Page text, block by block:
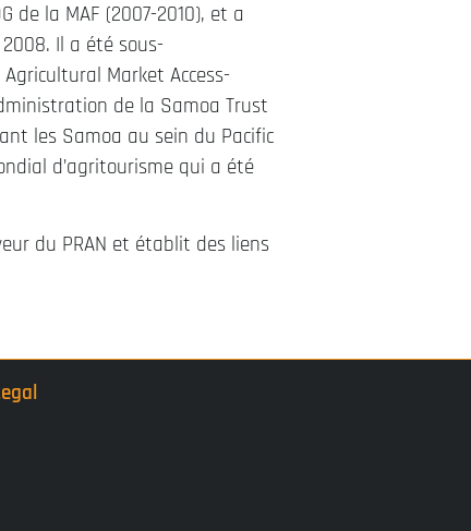
de la MAF (2007-2010), et a
Il a été sous-
Market Access-
de la Samoa Trust
les Samoa au sein du Pacific
d’agritourisme qui a été
du PRAN et établit des liens